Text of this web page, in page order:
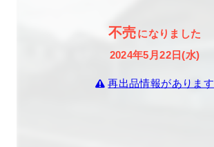
不売になりました
2024年5月22日(水)
再出品情報があります